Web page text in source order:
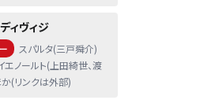
ィヴィジ
スパルタ(三戸舜介)
エノールト(上田綺世、渡
(リンクは外部)